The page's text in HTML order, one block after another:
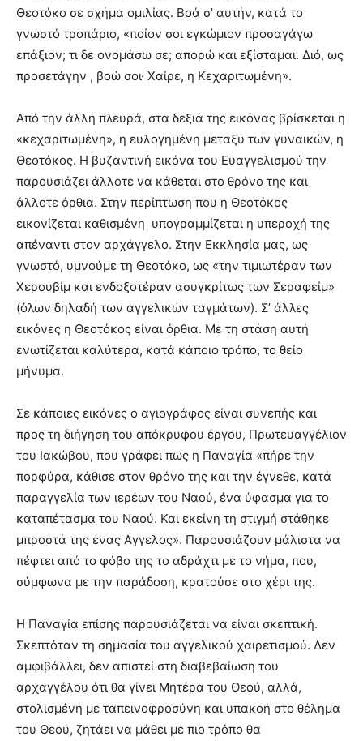
Θεοτόκο σε σχήμα ομιλίας. Βοά σ’ αυτήν, κατά το
γνωστό τροπάριο, «ποίον σοι εγκώμιον προσαγάγω
επάξιον; τι δε ονομάσω σε; απορώ και εξίσταμαι. Διό, ως
προσετάγην , βοώ σοι· Χαίρε, η Κεχαριτωμένη».
Από την άλλη πλευρά, στα δεξιά της εικόνας βρίσκεται η
«κεχαριτωμένη», η ευλογημένη μεταξύ των γυναικών, η
Θεοτόκος. Η βυζαντινή εικόνα του Ευαγγελισμού την
παρουσιάζει άλλοτε να κάθεται στο θρόνο της και
άλλοτε όρθια. Στην περίπτωση που η Θεοτόκος
εικονίζεται καθισμένη υπογραμμίζεται η υπεροχή της
απέναντι στον αρχάγγελο. Στην Εκκλησία μας, ως
γνωστό, υμνούμε τη Θεοτόκο, ως «την τιμιωτέραν των
Χερουβίμ και ενδοξοτέραν ασυγκρίτως των Σεραφείμ»
(όλων δηλαδή των αγγελικών ταγμάτων). Σ’ άλλες
εικόνες η Θεοτόκος είναι όρθια. Με τη στάση αυτή
ενωτίζεται καλύτερα, κατά κάποιο τρόπο, το θείο
μήνυμα.
Σε κάποιες εικόνες ο αγιογράφος είναι συνεπής και
προς τη διήγηση του απόκρυφου έργου, Πρωτευαγγέλιον
του Ιακώβου, που γράφει πως η Παναγία «πήρε την
πορφύρα, κάθισε στον θρόνο της και την έγνεθε, κατά
παραγγελία των ιερέων του Ναού, ένα ύφασμα για το
καταπέτασμα του Ναού. Και εκείνη τη στιγμή στάθηκε
μπροστά της ένας Άγγελος». Παρουσιάζουν μάλιστα να
πέφτει από το φόβο της το αδράχτι με το νήμα, που,
σύμφωνα με την παράδοση, κρατούσε στο χέρι της.
Η Παναγία επίσης παρουσιάζεται να είναι σκεπτική.
Σκεπτόταν τη σημασία του αγγελικού χαιρετισμού. Δεν
αμφιβάλλει, δεν απιστεί στη διαβεβαίωση του
αρχαγγέλου ότι θα γίνει Μητέρα του Θεού, αλλά,
στολισμένη με ταπεινοφροσύνη και υπακοή στο θέλημα
του Θεού, ζητάει να μάθει με πιο τρόπο θα